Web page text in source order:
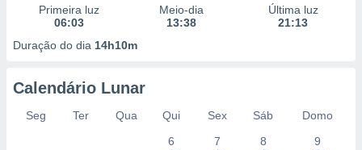
fontes,
e melhorar
dados
Primeira luz
06:03
Meio-dia
13:38
Última luz
21:13
Duração do dia 14h10m
Calendário Lunar
Seg Ter Qua Qui Sex Sáb
Domo
6
7 8 9